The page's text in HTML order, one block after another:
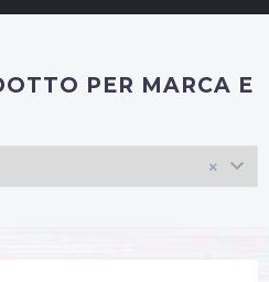
PER MARCA E
×